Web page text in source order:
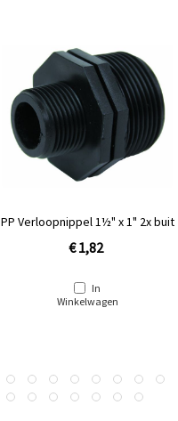
PP Verloopnippel 1½" x 1" 2x buit
€ 1,82
In
Winkelwagen